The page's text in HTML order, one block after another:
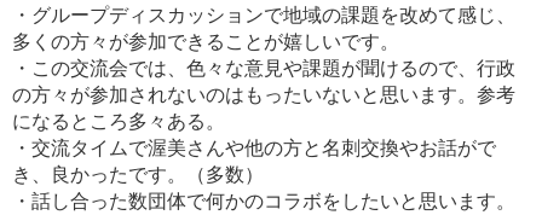
・グループディスカッションで地域の課題を改めて感じ、
多くの方々が参加できることが嬉しいです。
・この交流会では、色々な意見や課題が聞けるので、行政
の方々が参加されないのはもったいないと思います。参考
になるところ多々ある。
・交流タイムで渥美さんや他の方と名刺交換やお話がで
き、良かったです。（多数）
・話し合った数団体で何かのコラボをしたいと思います。